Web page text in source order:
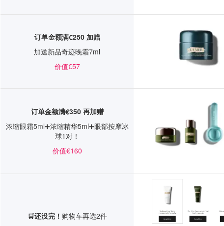
订单金额满€250 加赠
加送新品奇迹晚霜7ml
价值€57
订单金额满€350 再加赠
浓缩眼霜5ml➕浓缩精华5ml➕眼部按摩冰
球1对！
价值€160
🛒还没完！ 购物车再选2件